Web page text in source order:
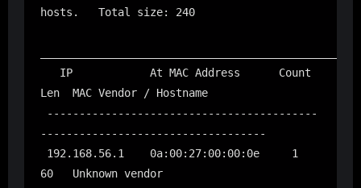
hosts.   Total size: 240
Len  MAC Vendor / Hostname
-----------------------------------
60   Unknown vendor